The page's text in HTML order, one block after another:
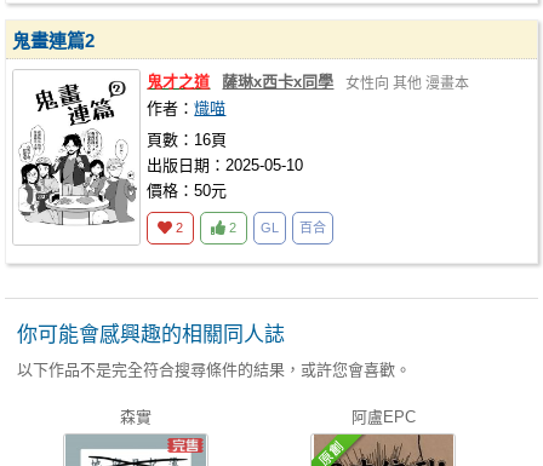
鬼畫連篇2
鬼才之道 薩琳x西卡x同學 女性向 其他 漫畫本
作者：熾喵
頁數：16頁
出版日期：2025-05-10
價格：50元
2 2 GL 百合
你可能會感興趣的相關同人誌
以下作品不是完全符合搜尋條件的結果，或許您會喜歡。
森實 阿盧EPC